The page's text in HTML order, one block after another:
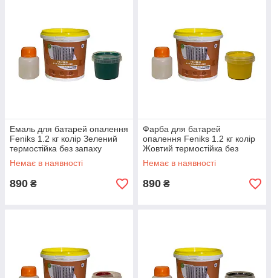
Емаль для батарей опалення
Feniks 1.2 кг колір Зелений
термостійка без запаху
Немає в наявності
890 ₴
Фарба для батарей
опалення Feniks 1.2 кг колір
Жовтий термостійка без
запаху
Немає в наявності
890 ₴